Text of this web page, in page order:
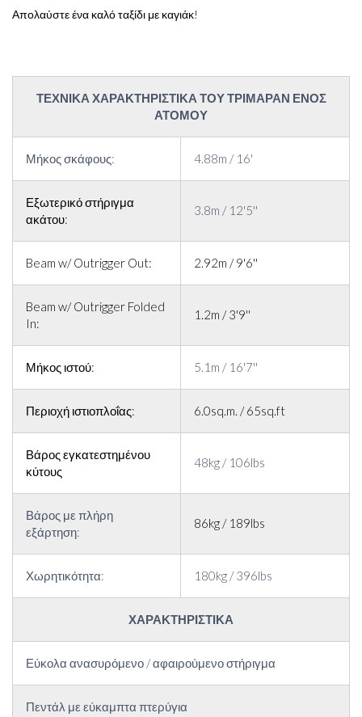
Απολαύστε ένα καλό ταξίδι με καγιάκ!
ΤΕΧΝΙΚΑ ΧΑΡΑΚΤΗΡΙΣΤΙΚΑ ΤΟΥ ΤΡΙΜΑΡΑΝ ΕΝΟΣ
ΑΤΟΜΟΥ
Μήκος σκάφους: 4.88m / 16'
Εξωτερικό στήριγμα
ακάτου:
3.8m / 12'5''
Beam w/ Outrigger Out: 2.92m / 9'6''
Beam w/ Outrigger Folded
In:
1.2m / 3'9''
Μήκος ιστού: 5.1m / 16'7''
Περιοχή ιστιοπλοΐας: 6.0sq.m. / 65sq.ft
Βάρος εγκατεστημένου
κύτους
48kg / 106lbs
Βάρος με πλήρη
εξάρτηση:
86kg / 189lbs
Χωρητικότητα: 180kg / 396lbs
ΧΑΡΑΚΤΗΡΙΣΤΙΚΑ
Εύκολα ανασυρόμενο / αφαιρούμενο στήριγμα
Πεντάλ με εύκαμπτα πτερύγια